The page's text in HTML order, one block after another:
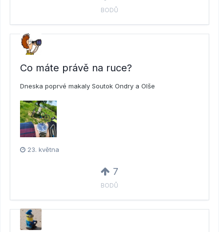
BODŮ
Co máte právě na ruce?
Dneska poprvé makaly Soutok Ondry a Olše
23. května
7
BODŮ